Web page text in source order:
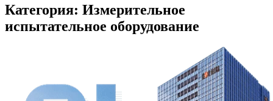
Категория: Измерительное
испытательное оборудование